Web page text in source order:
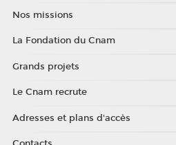
Nos missions
La Fondation du Cnam
Grands projets
Le Cnam recrute
Adresses et plans d'accès